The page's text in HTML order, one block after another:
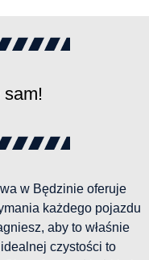
w Będzinie oferuje
każdego pojazdu
aby to właśnie
czystości to